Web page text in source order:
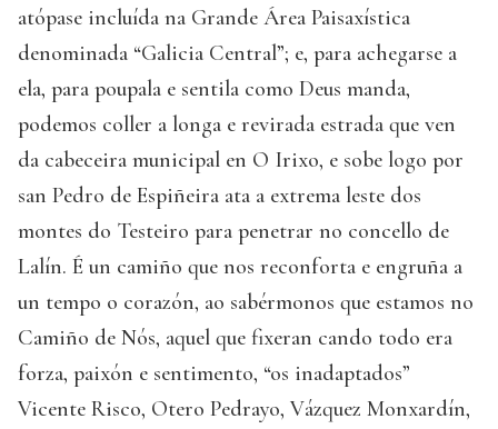
atópase incluída na Grande Área Paisaxística
denominada “Galicia Central”; e, para achegarse a
ela, para poupala e sentila como Deus manda,
podemos coller a longa e revirada estrada que ven
da cabeceira municipal en O Irixo, e sobe logo por
san Pedro de Espiñeira ata a extrema leste dos
montes do Testeiro para penetrar no concello de
Lalín. É un camiño que nos reconforta e engruña a
un tempo o corazón, ao sabérmonos que estamos no
Camiño de Nós, aquel que fixeran cando todo era
forza, paixón e sentimento, “os inadaptados”
Vicente Risco, Otero Pedrayo, Vázquez Monxardín,